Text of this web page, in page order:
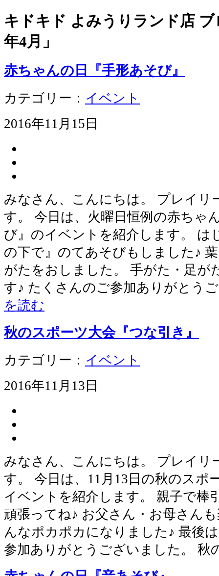
キドキド よみうりランド店
年4月 」
赤ちゃんの日『手形あそび』
カテゴリー： イベント
2016年11月15日
みなさん、こんにちは。 プレイリ
す。 今日は、火曜日恒例の赤ちゃ
び』のイベントを紹介します。 は
の下で』のてあそびもしました♪
がたをおしました。 手がた・足が
す♪ たくさんのご参加ありがとう
を読む
秋のスポーツ大会『つな引き』
カテゴリー： イベント
2016年11月13日
みなさん、こんにちは。 プレイリ
す。 今日は、11月13日の秋のスポ
イベントを紹介します。 親子で棒
頑張ってね♪ お父さん・お母さん
んなポカポカになりました♪ 最後
参加ありがとうございました。